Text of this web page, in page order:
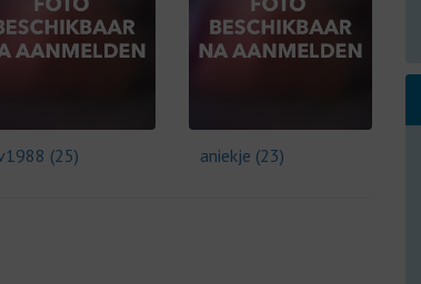
(25) aniekje (23)